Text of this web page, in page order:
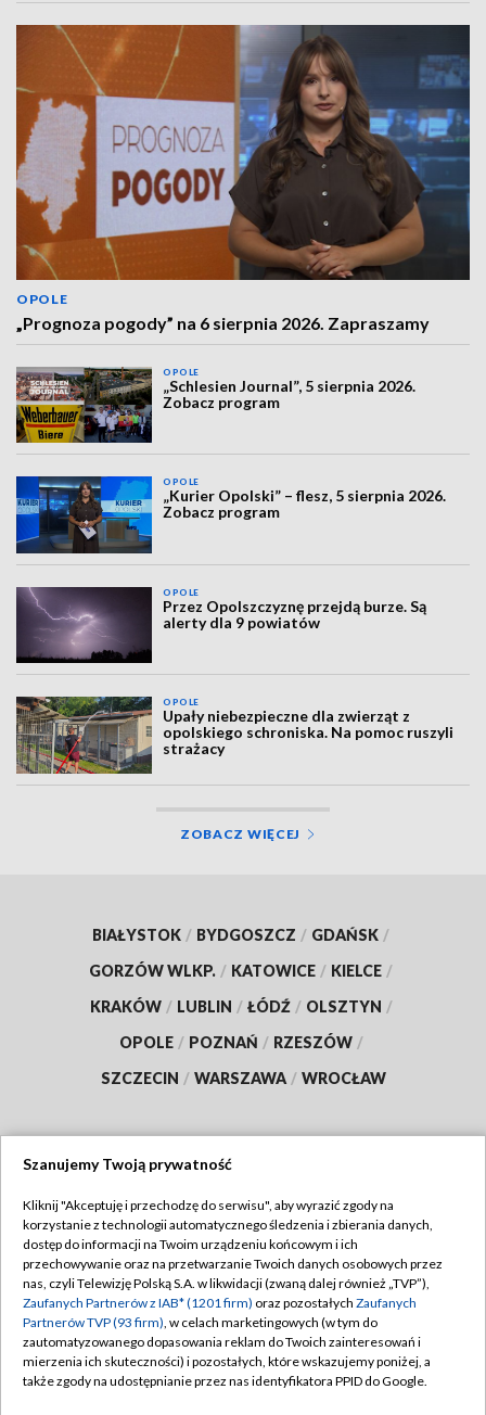
OPOLE
„Prognoza pogody” na 6 sierpnia 2026. Zapraszamy
OPOLE
„Schlesien Journal”, 5 sierpnia 2026.
Zobacz program
OPOLE
„Kurier Opolski” – flesz, 5 sierpnia 2026.
Zobacz program
OPOLE
Przez Opolszczyznę przejdą burze. Są
alerty dla 9 powiatów
OPOLE
Upały niebezpieczne dla zwierząt z
opolskiego schroniska. Na pomoc ruszyli
strażacy
ZOBACZ WIĘCEJ
BIAŁYSTOK / BYDGOSZCZ / GDAŃSK /
GORZÓW WLKP. / KATOWICE / KIELCE /
KRAKÓW / LUBLIN / ŁÓDŹ / OLSZTYN /
OPOLE / POZNAŃ / RZESZÓW /
SZCZECIN / WARSZAWA / WROCŁAW
TVP
Abonament TVP
Emisja w TVP
Centrum informacji TVP
Naziemna Telewizja Cyfrowa
Regulamin TVP
Polityka prywatności
Moje zgody
Pomoc
Szanujemy Twoją prywatność
Kliknij "Akceptuję i przechodzę do serwisu", aby wyrazić zgody na
korzystanie z technologii automatycznego śledzenia i zbierania danych,
dostęp do informacji na Twoim urządzeniu końcowym i ich
przechowywanie oraz na przetwarzanie Twoich danych osobowych przez
nas, czyli Telewizję Polską S.A. w likwidacji (zwaną dalej również „TVP”),
Zaufanych Partnerów z IAB* (1201 firm) oraz pozostałych Zaufanych
Partnerów TVP (93 firm), w celach marketingowych (w tym do
zautomatyzowanego dopasowania reklam do Twoich zainteresowań i
mierzenia ich skuteczności) i pozostałych, które wskazujemy poniżej, a
także zgody na udostępnianie przez nas identyfikatora PPID do Google.